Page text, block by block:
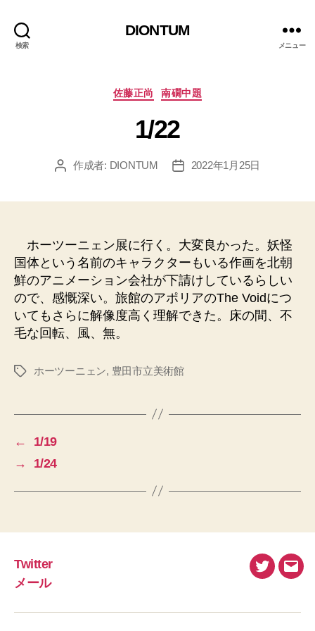
検索
DIONTUM
メニュー
カ
ゴ
リ
佐藤正尚 南礀中題
1/22
投 作成者: DIONTUM
投
2022年1月25日
ホーツーニェン展に行く。大変良かった。妖怪
国体という名前のキャラクターもいる作画を北朝
鮮のアニメーション会社が下請けしているらしい
ので、感慨深い。旅館のアポリアのThe Voidにつ
いてもさらに解像度高く理解できた。床の間、不
毛な回転、風、無。
タ
ホーツーニェン, 豊田市立美術館
←
1/19
→
1/24
Twitter
メール
Twitterメ
ル